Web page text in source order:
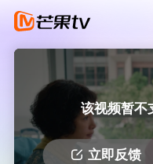
该视频暂不
立即反馈